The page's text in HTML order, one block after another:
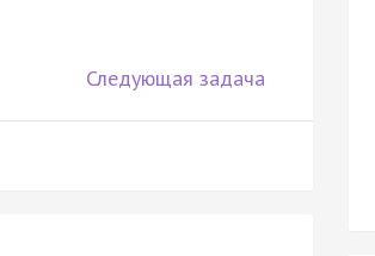
Следующая задача